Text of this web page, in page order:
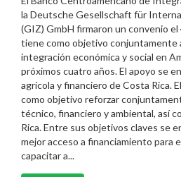
la Deutsche Gesellschaft für
(GIZ) GmbH firmaron un convenio
tiene como objetivo conjuntamente
integración económica y social en
próximos cuatro años. El apoyo se
agrícola y financiero de Costa Rica.
como objetivo reforzar
técnico, financiero y ambiental, así
Rica. Entre sus objetivos claves se
mejor acceso a financiamiento para
capacitar a...